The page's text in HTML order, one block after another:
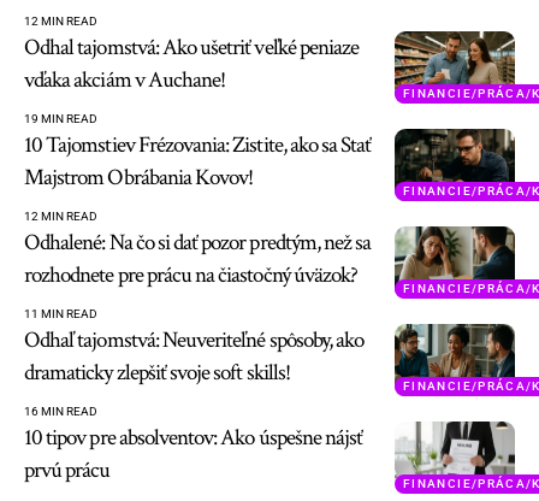
12 MIN READ
FINANCIE/PRÁCA/
Odhal tajomstvá: Ako ušetriť veľké peniaze
vďaka akciám v Auchane!
19 MIN READ
FINANCIE/PRÁCA/
10 Tajomstiev Frézovania: Zistite, ako sa Stať
Majstrom Obrábania Kovov!
12 MIN READ
FINANCIE/PRÁCA/
Odhalené: Na čo si dať pozor predtým, než sa
rozhodnete pre prácu na čiastočný úväzok?
11 MIN READ
FINANCIE/PRÁCA/
Odhaľ tajomstvá: Neuveriteľné spôsoby, ako
dramaticky zlepšiť svoje soft skills!
16 MIN READ
FINANCIE/PRÁCA/
10 tipov pre absolventov: Ako úspešne nájsť
prvú prácu